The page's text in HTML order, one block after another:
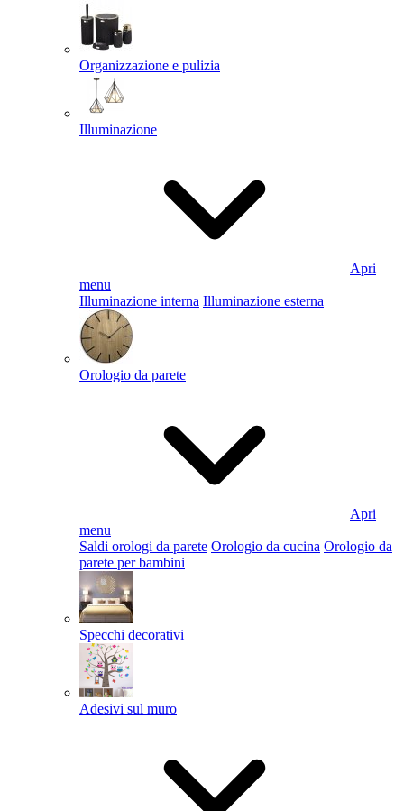
Organizzazione e pulizia
Illuminazione
Apri
menu
Illuminazione interna Illuminazione esterna
Orologio da parete
Apri
menu
Saldi orologi da parete Orologio da cucina Orologio da
parete per bambini
Specchi decorativi
Adesivi sul muro